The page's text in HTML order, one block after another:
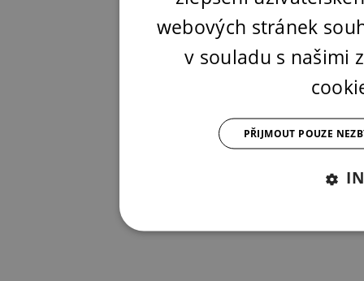
webových stránek
v souladu s našimi
PŘIJMOUT POUZE